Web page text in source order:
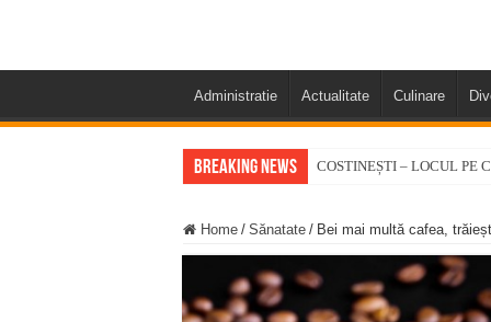
Administratie Actualitate Culinare
Breaking News COSTINEȘTI – LOCUL PE
11 milioane de euro pentru
Furtuna și vijelia au lovit
Întreruperi temporare ale
Home / Sănatate / Bei mai multă cafea,